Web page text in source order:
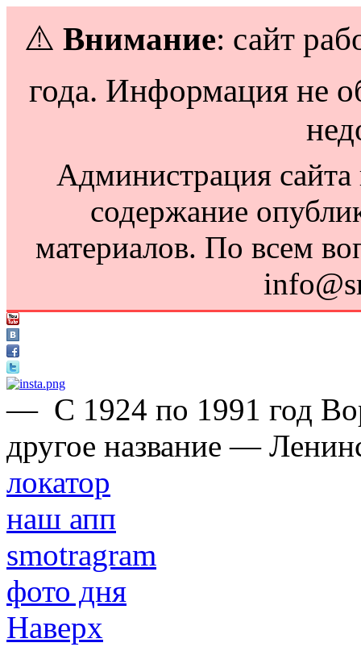
⚠️ Внимание: сайт
года. Информация не
Администрация сайта
содержание
материалов. По всем
— С 1924 по 1991 год
другое название —
локатор
наш апп
smotragram
фото дня
Наверх